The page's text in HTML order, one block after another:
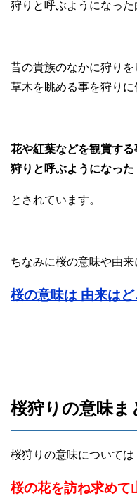
狩りと呼ぶようになっ
昔の貴族のなかに狩り
草木を眺める事を狩りに
花や紅葉などを観賞する
狩りと呼ぶようになった
とされています。
ちなみに桜の意味や由
桜の意味は 由来は
桜狩りの意味ま
桜狩りの意味については
桜の花を訪ね求めて